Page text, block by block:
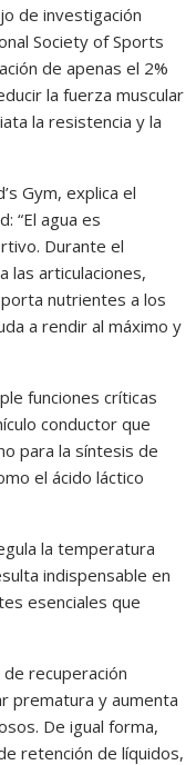
de investigación
Society of Sports
de apenas el 2%
la fuerza muscular
la resistencia y la
Gym, explica el
“El agua es
Durante el
las articulaciones,
nutrientes a los
a rendir al máximo y
funciones críticas
conductor que
para la síntesis de
el ácido láctico
la temperatura
indispensable en
esenciales que
recuperación
prematura y aumenta
De igual forma,
retención de líquidos,